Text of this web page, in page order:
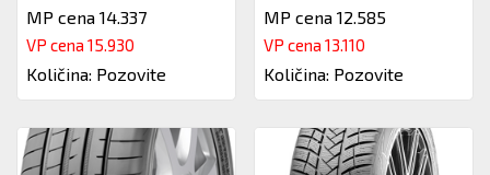
MP cena 14.337
VP cena 15.930
Količina: Pozovite
MP cena 12.585
VP cena 13.110
Količina: Pozovite